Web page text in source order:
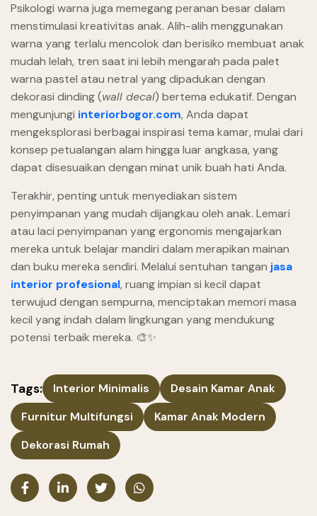
Psikologi warna juga memegang peranan besar dalam
menstimulasi kreativitas anak. Alih-alih menggunakan
warna yang terlalu mencolok dan berisiko membuat anak
mudah lelah, tren saat ini lebih mengarah pada palet
warna pastel atau netral yang dipadukan dengan
dekorasi dinding (wall decal) bertema edukatif. Dengan
mengunjungi interiorbogor.com, Anda dapat
mengeksplorasi berbagai inspirasi tema kamar, mulai dari
konsep petualangan alam hingga luar angkasa, yang
dapat disesuaikan dengan minat unik buah hati Anda.
Terakhir, penting untuk menyediakan sistem
penyimpanan yang mudah dijangkau oleh anak. Lemari
atau laci penyimpanan yang ergonomis mengajarkan
mereka untuk belajar mandiri dalam merapikan mainan
dan buku mereka sendiri. Melalui sentuhan tangan jasa
interior profesional, ruang impian si kecil dapat
terwujud dengan sempurna, menciptakan memori masa
kecil yang indah dalam lingkungan yang mendukung
potensi terbaik mereka. 🎨✨
Tags: Interior Minimalis
Desain Kamar Anak
Furnitur Multifungsi
Kamar Anak Modern
Dekorasi Rumah